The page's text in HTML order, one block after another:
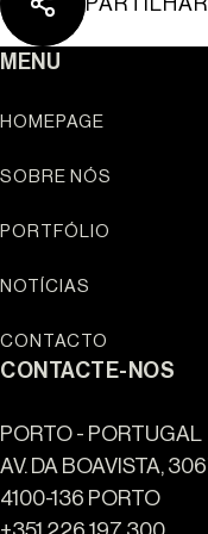
Ouro
MENU
HOMEPAGE
SOBRE NÓS
PORTFÓLIO
NOTÍCIAS
CONTACTO
CONTACTE-NOS
PORTO - PORTUGAL
AV. DA BOAVISTA,
4100-136 PORTO